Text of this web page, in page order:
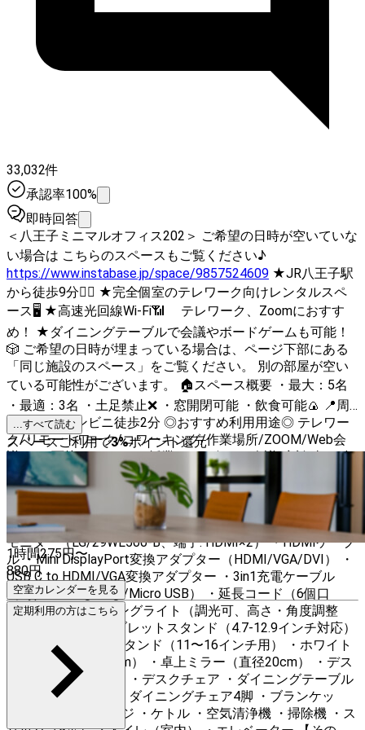
33,032件
承認率100%
即時回答
＜八王子ミニマルオフィス202＞ ご希望の日時が空いていな
い場合は こちらのスペースもご覧ください♪
https://www.instabase.jp/space/9857524609
から徒歩9分🚶‍♀️ ★完全個室のテレワーク向けレンタルスペ
ース🖥 ★高速光回線Wi-Fi📶 テレワーク、Zoomにおすす
め！ ★ダイニングテーブルで会議やボードゲームも可能！
🎲 ご希望の日時が埋まっている場合は、ページ下部にある
「同じ施設のスペース」をご覧ください。 別の部屋が空い
ている可能性がございます。 🏠スペース概要 ・最大：5名
・最適：3名 ・土足禁止❌ ・窓開閉可能 ・飲食可能🍙 📍周
辺情報 ・コンビニ徒歩2分 ◎おすすめ利用用途◎ テレワー
ク/リモートワーク/コワーキング/作業場所/ZOOM/Web会
議/Web面接/オンライン授業/ウェビナー/会議/商談/打ち合
わせ/オフ会/交流会/ボードゲーム/勉強会/英会話/試験対策
教室/自習/カウンセリング/インタビュー/撮影/動画配
信/YouTube配信 等 【設備・備品】 ・除菌スプレー ・アル
コールハンドジェル ・光回線Wi-Fi（有線接続不可） ・29型
モニター（LG/29WL500-B、端子: HDMI×2） ・HDMIケーブ
ル ・Mini DisplayPort変換アダプター（HDMI/VGA/DVI） ・
USB C to HDMI/VGA変換アダプター ・3in1充電ケーブル
（Type-C / Lighting /Micro USB） ・延長コード（6個口
2m） ・LED卓上リングライト（調光可、高さ・角度調整
可） ・スマホ、タブレットスタンド（4.7-12.9インチ対応）
・ノートパソコンスタンド（11〜16インチ用） ・ホワイト
ボード（44cm×31cm） ・卓上ミラー（直径20cm） ・デス
ク（110cm×70cm） ・デスクチェア ・ダイニングテーブル
（140cm×80cm） ・ダイニングチェア4脚 ・ブランケッ
ト 2枚 ・電子レンジ ・ケトル ・空気清浄機 ・掃除機 ・ス
...すべて読む
スペースご利用で3%ポイント還元
1時間275円〜
880円
空室カレンダーを見る
定期利用の方はこちら